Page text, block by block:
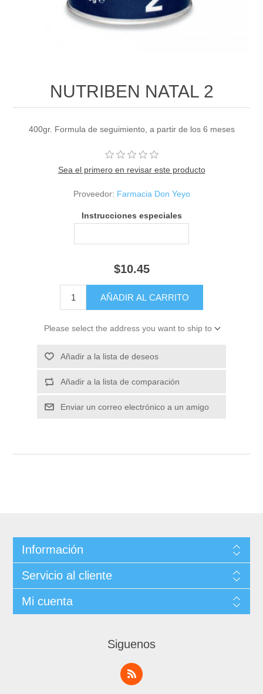
NUTRIBEN NATAL 2
400gr. Formula de seguimiento, a partir de los 6 meses
Sea el primero en revisar este producto
Proveedor: Farmacia Don Yeyo
Instrucciones especiales
$10.45
Please select the address you want to ship to
Información
Servicio al cliente
Mi cuenta
Siguenos